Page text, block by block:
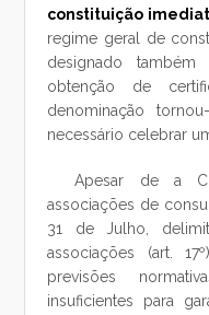
constituição
regime geral de
designado
obtenção de
denominação
necessário celebrar
Apesar de a
associações de
31 de Julho,
associações (art.
previsões
insuficientes para